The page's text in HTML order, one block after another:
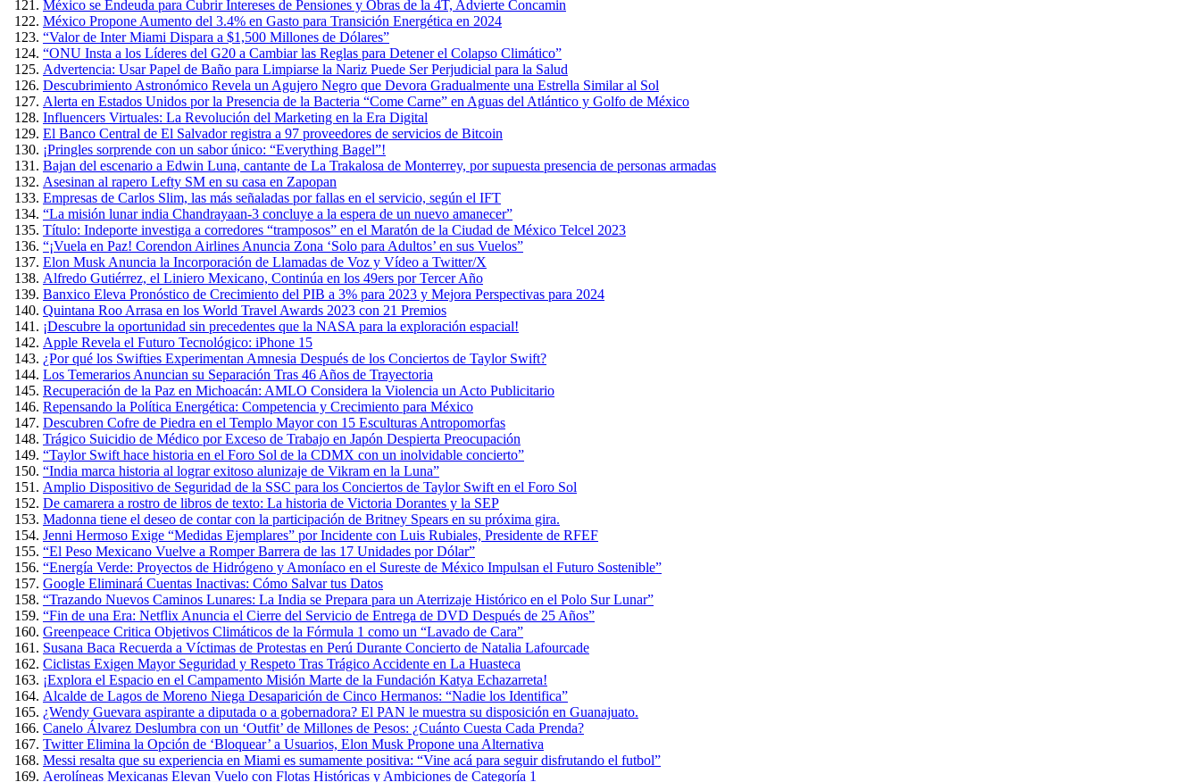
México se Endeuda para Cubrir Intereses de Pensiones y Obras de la 4T, Advierte Concamin
México Propone Aumento del 3.4% en Gasto para Transición Energética en 2024
“Valor de Inter Miami Dispara a $1,500 Millones de Dólares”
“ONU Insta a los Líderes del G20 a Cambiar las Reglas para Detener el Colapso Climático”
Advertencia: Usar Papel de Baño para Limpiarse la Nariz Puede Ser Perjudicial para la Salud
Descubrimiento Astronómico Revela un Agujero Negro que Devora Gradualmente una Estrella Similar al Sol
Alerta en Estados Unidos por la Presencia de la Bacteria “Come Carne” en Aguas del Atlántico y Golfo de México
Influencers Virtuales: La Revolución del Marketing en la Era Digital
El Banco Central de El Salvador registra a 97 proveedores de servicios de Bitcoin
¡Pringles sorprende con un sabor único: “Everything Bagel”!
Bajan del escenario a Edwin Luna, cantante de La Trakalosa de Monterrey, por supuesta presencia de personas armadas
Asesinan al rapero Lefty SM en su casa en Zapopan
Empresas de Carlos Slim, las más señaladas por fallas en el servicio, según el IFT
“La misión lunar india Chandrayaan-3 concluye a la espera de un nuevo amanecer”
Título: Indeporte investiga a corredores “tramposos” en el Maratón de la Ciudad de México Telcel 2023
“¡Vuela en Paz! Corendon Airlines Anuncia Zona ‘Solo para Adultos’ en sus Vuelos”
Elon Musk Anuncia la Incorporación de Llamadas de Voz y Vídeo a Twitter/X
Alfredo Gutiérrez, el Liniero Mexicano, Continúa en los 49ers por Tercer Año
Banxico Eleva Pronóstico de Crecimiento del PIB a 3% para 2023 y Mejora Perspectivas para 2024
Quintana Roo Arrasa en los World Travel Awards 2023 con 21 Premios
¡Descubre la oportunidad sin precedentes que la NASA para la exploración espacial!
Apple Revela el Futuro Tecnológico: iPhone 15
¿Por qué los Swifties Experimentan Amnesia Después de los Conciertos de Taylor Swift?
Los Temerarios Anuncian su Separación Tras 46 Años de Trayectoria
Recuperación de la Paz en Michoacán: AMLO Considera la Violencia un Acto Publicitario
Repensando la Política Energética: Competencia y Crecimiento para México
Descubren Cofre de Piedra en el Templo Mayor con 15 Esculturas Antropomorfas
Trágico Suicidio de Médico por Exceso de Trabajo en Japón Despierta Preocupación
“Taylor Swift hace historia en el Foro Sol de la CDMX con un inolvidable concierto”
“India marca historia al lograr exitoso alunizaje de Vikram en la Luna”
Amplio Dispositivo de Seguridad de la SSC para los Conciertos de Taylor Swift en el Foro Sol
De camarera a rostro de libros de texto: La historia de Victoria Dorantes y la SEP
Madonna tiene el deseo de contar con la participación de Britney Spears en su próxima gira.
Jenni Hermoso Exige “Medidas Ejemplares” por Incidente con Luis Rubiales, Presidente de RFEF
“El Peso Mexicano Vuelve a Romper Barrera de las 17 Unidades por Dólar”
“Energía Verde: Proyectos de Hidrógeno y Amoníaco en el Sureste de México Impulsan el Futuro Sostenible”
Google Eliminará Cuentas Inactivas: Cómo Salvar tus Datos
“Trazando Nuevos Caminos Lunares: La India se Prepara para un Aterrizaje Histórico en el Polo Sur Lunar”
“Fin de una Era: Netflix Anuncia el Cierre del Servicio de Entrega de DVD Después de 25 Años”
Greenpeace Critica Objetivos Climáticos de la Fórmula 1 como un “Lavado de Cara”
Susana Baca Recuerda a Víctimas de Protestas en Perú Durante Concierto de Natalia Lafourcade
Ciclistas Exigen Mayor Seguridad y Respeto Tras Trágico Accidente en La Huasteca
¡Explora el Espacio en el Campamento Misión Marte de la Fundación Katya Echazarreta!
Alcalde de Lagos de Moreno Niega Desaparición de Cinco Hermanos: “Nadie los Identifica”
¿Wendy Guevara aspirante a diputada o a gobernadora? El PAN le muestra su disposición en Guanajuato.
Canelo Álvarez Deslumbra con un ‘Outfit’ de Millones de Pesos: ¿Cuánto Cuesta Cada Prenda?
Twitter Elimina la Opción de ‘Bloquear’ a Usuarios, Elon Musk Propone una Alternativa
Messi resalta que su experiencia en Miami es sumamente positiva: “Vine acá para seguir disfrutando el futbol”
Aerolíneas Mexicanas Elevan Vuelo con Flotas Históricas y Ambiciones de Categoría 1